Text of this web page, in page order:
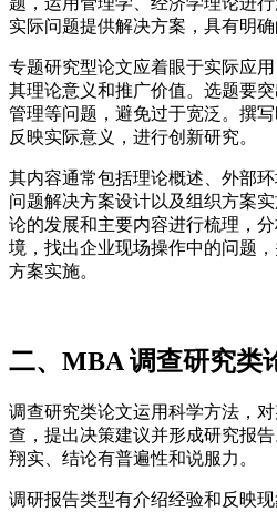
实际问题提供解决方案，具有明确
专题研究型论文应着眼于实际应
其理论意义和推广价值。选题要
管理等问题，避免过于宽泛。撰
反映实际意义，进行创新研究。
其内容通常包括理论概述、外部
问题解决方案设计以及组织方案
论的发展和主要内容进行梳理，
境，找出企业现场操作中的问题
方案实施。
二、MBA 调查研究类
调查研究类论文运用科学方法，
查，提出决策建议并形成研究报
翔实、结论有普遍性和说服力。
调研报告类型有介绍经验和反映